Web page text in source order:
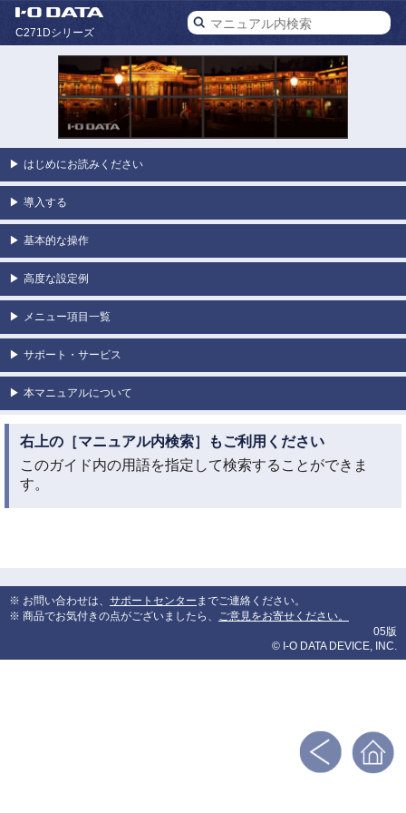
C271Dシリーズ
▶ はじめにお読みください
▶ 導入する
▶ 基本的な操作
▶ 高度な設定例
▶ メニュー項目一覧
▶ サポート・サービス
▶ 本マニュアルについて
右上の［マニュアル内検索］もご利用ください
このガイド内の用語を指定して検索することができま
す。
※ お問い合わせは、 サポートセンター までご連絡ください。
※ 商品でお気付きの点がございましたら、
ご意見をお寄せください。
05版
© I-O DATA DEVICE, INC.